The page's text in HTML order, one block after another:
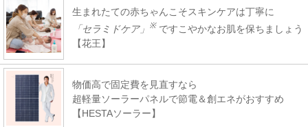
生まれたての赤ちゃんこそスキンケアは丁寧に
「セラミドケア」
※ ですこやかなお肌を保ちましょう
【花王】
物価高で固定費を見直すなら
超軽量ソーラーパネルで節電＆創エネがおすすめ
【HESTAソーラー】